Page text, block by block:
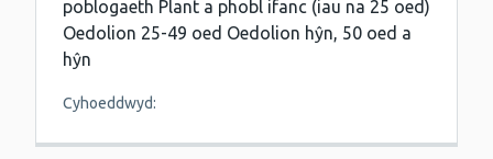
poblogaeth Plant a phobl ifanc (iau na 25 oed)
Oedolion 25-49 oed Oedolion hŷn, 50 oed a
hŷn
Cyhoeddwyd: